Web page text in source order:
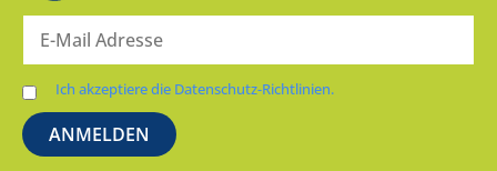
Ich akzeptiere die Datenschutz-Richtlinien.